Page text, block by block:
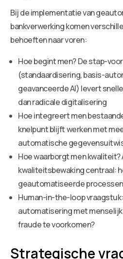
Bij de implementatie van
bankverwerking komen
behoeften naar voren:
Hoe begint men? De stap-
(standaardisering, basis-
geavanceerde AI) levert
dan radicale digitalisering
Hoe integreert men
knelpunt blijft werken met
automatische
Hoe waarborgt men
kwaliteitsbewaking centraal:
geautomatiseerde
Human-in-the-loop
automatisering met
fraude te voorkomen?
Strategische